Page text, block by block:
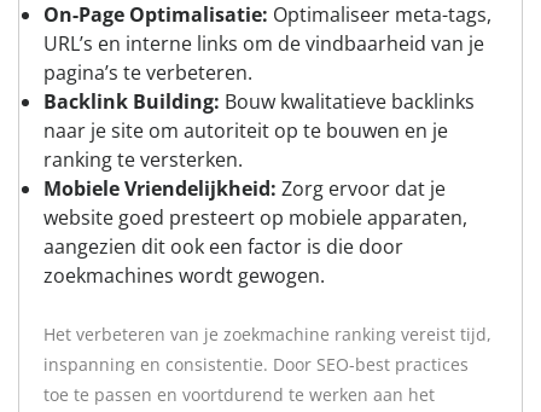
On-Page Optimalisatie: Optimaliseer meta-tags,
URL’s en interne links om de vindbaarheid van je
pagina’s te verbeteren.
Backlink Building: Bouw kwalitatieve backlinks
naar je site om autoriteit op te bouwen en je
ranking te versterken.
Mobiele Vriendelijkheid: Zorg ervoor dat je
website goed presteert op mobiele apparaten,
aangezien dit ook een factor is die door
zoekmachines wordt gewogen.
Het verbeteren van je zoekmachine ranking vereist tijd,
inspanning en consistentie. Door SEO-best practices
toe te passen en voortdurend te werken aan het